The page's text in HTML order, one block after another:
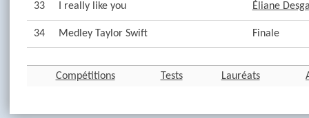
33 I really like you Éliane
34 Medley Taylor Swift Finale
Compétitions Tests Lauréats